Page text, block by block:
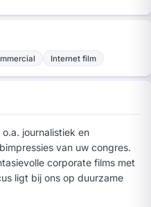
Internet film
journalistiek en
van uw congres.
corporate films met
ligt bij ons op duurzame